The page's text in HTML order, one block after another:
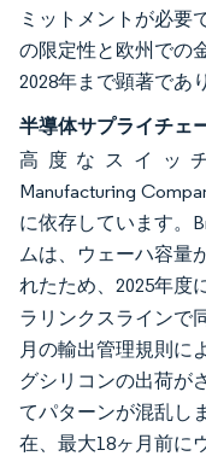
ミットメントが必要
の限定性と欧州での
2028年まで顕著であ
半導体サプライチェ
高度なスイッチ
Manufacturing
に依存しています。
ムは、ウェーハ容量
れたため、2025年度
ラリンクスラインで
月の輸出管理規則に
グシリコンの出荷が
てパターンが混乱し
在、最大18ヶ月前に